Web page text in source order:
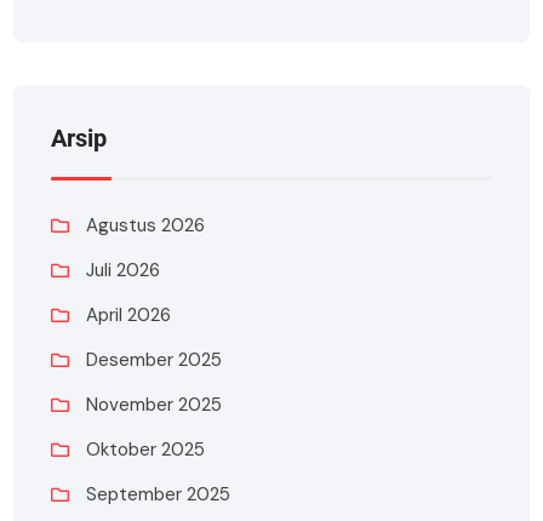
Arsip
Agustus 2026
Juli 2026
April 2026
Desember 2025
November 2025
Oktober 2025
September 2025